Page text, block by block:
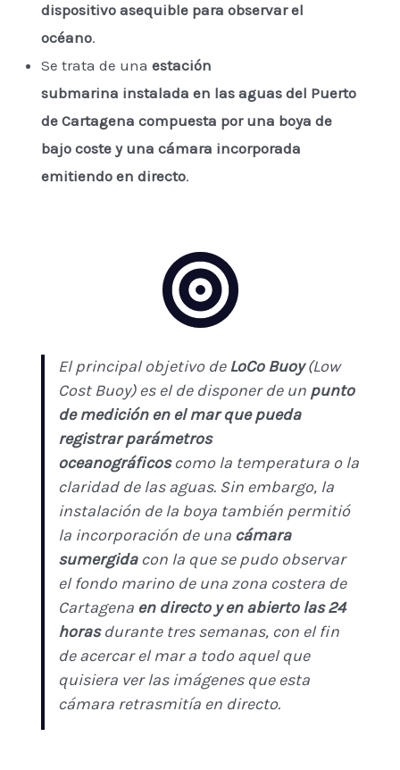
dispositivo asequible para observar el
océano.
Se trata de una estación
submarina instalada en las aguas del Puerto
de Cartagena compuesta por una boya de
bajo coste y una cámara incorporada
emitiendo en directo.
El principal objetivo deLoCo Buoy(Low
Cost Buoy) es el de disponer de un punto
de medición en el mar que pueda
registrar parámetros
oceanográficoscomo la temperatura o la
claridad de las aguas. Sin embargo, la
instalación de la boya también permitió
la incorporación de una cámara
sumergida con la que se pudo observar
el fondo marino de una zona costera de
Cartagena en directo y en abierto las 24
horasdurante tres semanas, con el fin
de acercar el mar a todo aquel que
quisiera ver las imágenes que esta
cámara retrasmitía en directo.